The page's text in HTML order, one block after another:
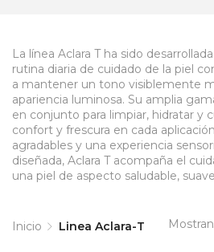
La línea Aclara T ha sido
rutina diaria de cuidado de la piel
a mantener un tono visiblemente
apariencia luminosa. Su amplia
en conjunto para limpiar, hidratar y
confort y frescura en cada
agradables y una experiencia
diseñada, Aclara T acompaña el
una piel de aspecto saludable,
Inicio Linea Aclara-T